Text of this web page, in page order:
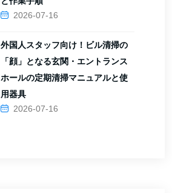
2026-07-16
外国人スタッフ向け！ビル清掃の
「顔」となる玄関・エントランス
ホールの定期清掃マニュアルと使
用器具
2026-07-16